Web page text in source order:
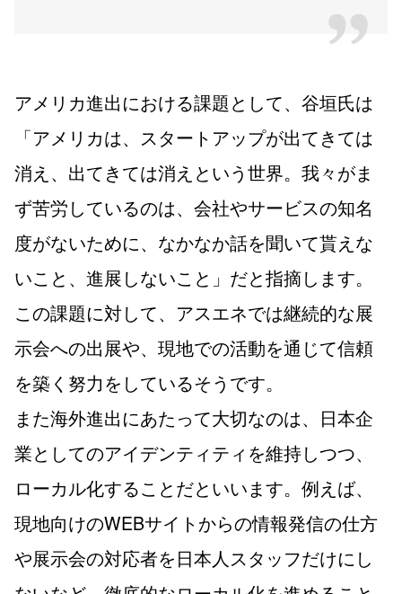
アメリカ進出における課題として、谷垣氏は
「アメリカは、スタートアップが出てきては
消え、出てきては消えという世界。我々がま
ず苦労しているのは、会社やサービスの知名
度がないために、なかなか話を聞いて貰えな
いこと、進展しないこと」だと指摘します。
この課題に対して、アスエネでは継続的な展
示会への出展や、現地での活動を通じて信頼
を築く努力をしているそうです。
また海外進出にあたって大切なのは、日本企
業としてのアイデンティティを維持しつつ、
ローカル化することだといいます。例えば、
現地向けのWEBサイトからの情報発信の仕方
や展示会の対応者を日本人スタッフだけにし